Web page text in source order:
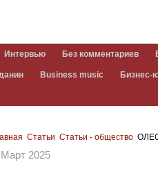
Интервью Без комментариев
Business music Бизнес-
Статьи Статьи - общество
2025